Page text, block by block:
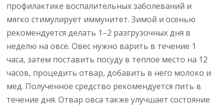
профилактике воспалительных заболеваний и
мягко стимулирует иммунитет. Зимой и осенью
рекомендуется делать 1–2 разгрузочных дня в
неделю на овсе. Овес нужно варить в течение 1
часа, затем поставить посуду в теплое место на 12
часов, процедить отвар, добавить в него молоко и
мед. Полученное средство рекомендуется пить в
течение дня. Отвар овса также улучшает состояние